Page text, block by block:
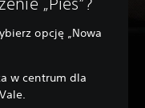
„Pies”?
opcję „Nowa
w centrum dla